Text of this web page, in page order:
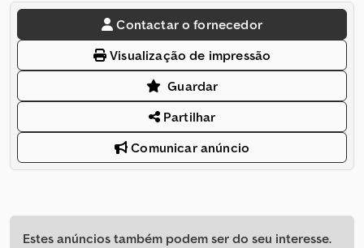
Contactar o fornecedor
Visualização de impressão
Guardar
Partilhar
Comunicar anúncio
Estes anúncios também podem ser do seu interesse.